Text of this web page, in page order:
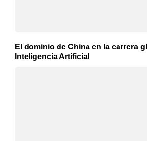
El dominio de China en la carrera
Inteligencia Artificial